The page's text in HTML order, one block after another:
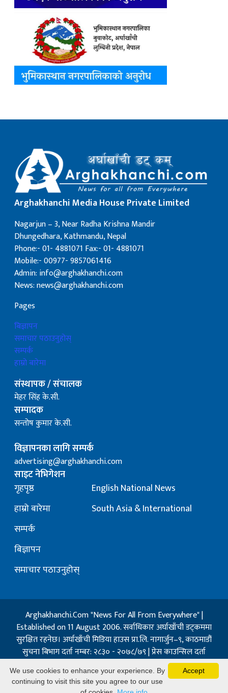
Arghakhanchi Media House Private Limited
Nagarjun – 3, Near Radha Krishna Mandir
Dhungedhara, Kathmandu, Nepal
Phone:- 01- 4881071 Fax:- 01- 4881071
Mobile:- 00977- 9857061416
Admin: info@arghakhanchi.com
News: news@arghakhanchi.com
Pages
बिज्ञापन
समाचार पठाउनुहोस्
सम्पर्क
हाम्रो बारेमा
संस्थापक / संचालक
मेहर सिंह के.सी.
सम्पादक
सन्तोष कुमार के.सी.
विज्ञापनका लागि सम्पर्क
advertising@arghakhanchi.com
साइट नेभिगेशन
गृहपृष्ठ
हाम्रो बारेमा
सम्पर्क
बिज्ञापन
समाचार पठाउनुहोस्
English National News
South Asia & International
Arghakhanchi.Com "News For All From Everywhere" |
Established on 11 August 2006. सर्वाधिकार अर्घाखाँची डट्कममा
सुरक्षित रहनेछ। अर्घाखाँची मिडिया हाउस प्रा.लि. नागार्जुन–९, काठमाडौं
सुचना बिभाग दर्ता नम्बर: २८३० - २०७८/७९ | प्रेस काउन्सिल दर्ता
नम्बर: १३२ / २०७३-०४-२१ | जिप्रका सि- नम्बर: ७, दर्ता नम्बर
७-०६७-६८
Powered By:Best Nepal
Accept
We use cookies to enhance your experience. By
continuing to visit this site you agree to our use